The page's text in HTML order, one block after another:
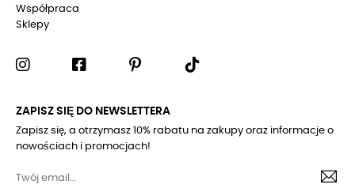
Współpraca
Sklepy
ZAPISZ SIĘ DO NEWSLETTERA
Zapisz się, a otrzymasz 10% rabatu na zakupy oraz informacje o
nowościach i promocjach!